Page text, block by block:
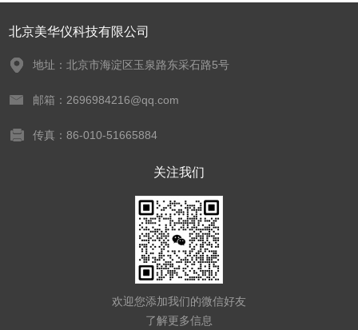
北京美华仪科技有限公司
地址：北京市海淀区玉泉路东采石路5号
邮箱：2696984216@qq.com
传真：86-010-51665884
关注我们
欢迎您添加我们的微信好友
了解更多信息